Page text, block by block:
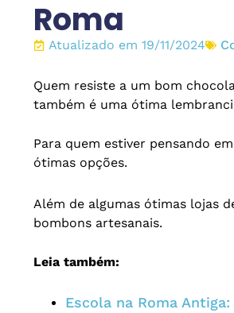
Roma
Atualizado em 19/11/2024
Quem resiste a um bom
também é uma ótima
Para quem estiver pensando em
ótimas opções.
Além de algumas ótimas lojas
bombons artesanais.
Leia também:
Escola na Roma